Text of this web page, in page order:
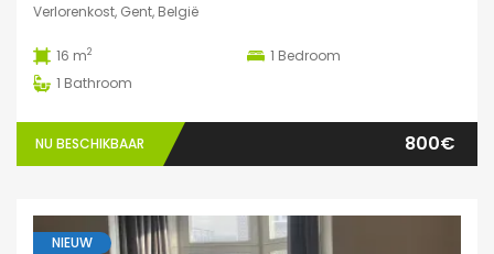
Verlorenkost, Gent, België
16 m2 1 Bedroom
1 Bathroom
NU BESCHIKBAAR 800€
NIEUW